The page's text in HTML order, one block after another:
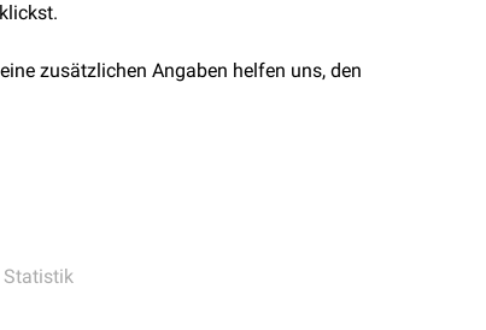
klickst.
zusätzlichen Angaben helfen uns, den
Statistik